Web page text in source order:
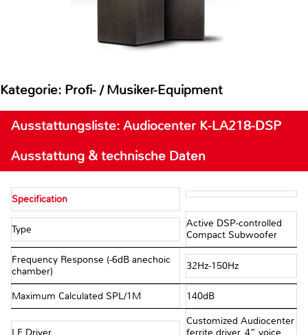
Kategorie: Profi- / Musiker-Equipment
Ausstattungsliste: Audiocenter K-LA218-DSP
Ausstattung & technische Daten
Specification
Type
Active DSP-controlled
Compact Subwoofer
Frequency Response (-6dB anechoic
chamber)
32Hz-150Hz
Maximum Calculated SPL/1M 140dB
Customized Audiocenter